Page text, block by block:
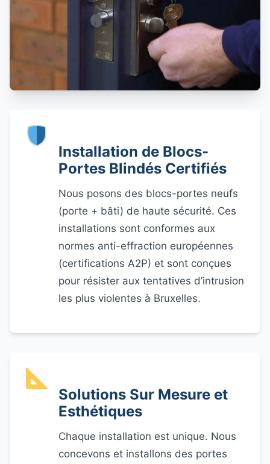
Installation de Blocs-
Portes Blindés Certifiés
Nous posons des blocs-portes neufs
(porte + bâti) de haute sécurité. Ces
installations sont conformes aux
normes anti-effraction européennes
(certifications A2P) et sont conçues
pour résister aux tentatives d’intrusion
les plus violentes à Bruxelles.
Solutions Sur Mesure et
Esthétiques
Chaque installation est unique. Nous
concevons et installons des portes